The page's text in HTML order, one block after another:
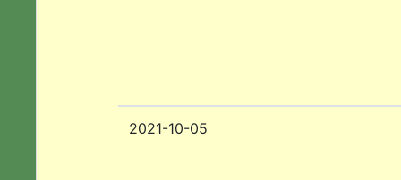
2021-10-05